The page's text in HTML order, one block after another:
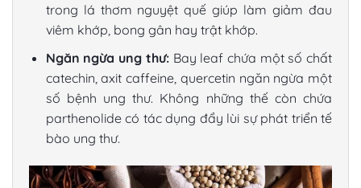
trong lá thơm nguyệt quế giúp làm giảm đau
viêm khớp, bong gân hay trật khớp.
Ngăn ngừa ung thư:Bay leaf chứa một số chất
catechin, axit caffeine, quercetin ngăn ngừa một
số bệnh ung thư. Không những thế còn chứa
parthenolide có tác dụng đẩy lùi sự phát triển tế
bào ung thư.